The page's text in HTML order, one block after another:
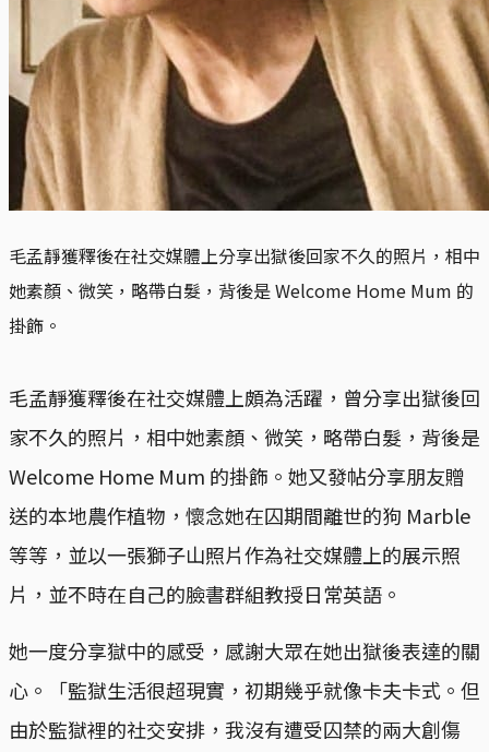
毛孟靜獲釋後在社交媒體上分享出獄後回家不久的照片，相中
她素顏、微笑，略帶白髮，背後是 Welcome Home Mum 的
掛飾。
毛孟靜獲釋後在社交媒體上頗為活躍，曾分享出獄後回
家不久的照片，相中她素顏、微笑，略帶白髮，背後是
Welcome Home Mum 的掛飾。她又發帖分享朋友贈
送的本地農作植物，懷念她在囚期間離世的狗 Marble
等等，並以一張獅子山照片作為社交媒體上的展示照
片，並不時在自己的臉書群組教授日常英語。
她一度分享獄中的感受，感謝大眾在她出獄後表達的關
心。「監獄生活很超現實，初期幾乎就像卡夫卡式。但
由於監獄裡的社交安排，我沒有遭受囚禁的兩大創傷